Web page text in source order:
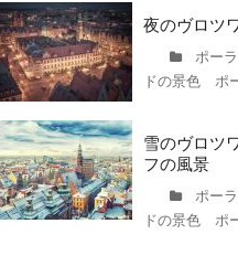
夜のヴロツ
ポー
ドの景色 ポ
雪のヴロツ
フの風景
ポー
ドの景色 ポ